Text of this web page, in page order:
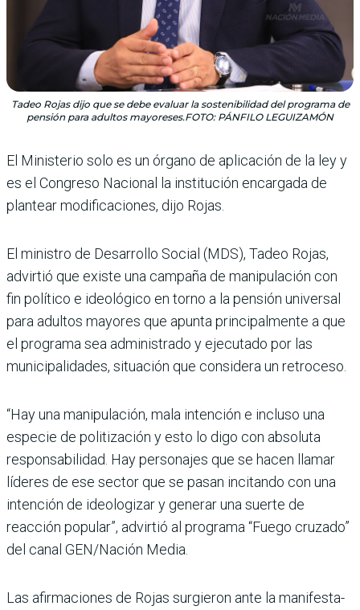
Tadeo Rojas dijo que se debe evaluar la sostenibilidad del programa de
pensión para adultos mayoreses.FOTO: PÁNFILO LEGUIZAMÓN
El Ministerio solo es un órgano de aplicación de la ley y
es el Congreso Nacional la institución encargada de
plantear modificaciones, dijo Rojas.
El ministro de Desarrollo Social (MDS), Tadeo Rojas,
advirtió que existe una cam­paña de manipulación con
fin político e ideológico en torno a la pensión universal
para adul­tos mayores que apunta princi­palmente a que
el programa sea administrado y ejecutado por las
municipalidades, situación que considera un retroceso.
“Hay una manipulación, mala intención e incluso una
espe­cie de politización y esto lo digo con absoluta
responsabilidad. Hay personajes que se hacen llamar
líderes de ese sector que se pasan incitando con una
intención de ideolo­gizar y generar una suerte de
reacción popular”, advirtió al programa “Fuego cruzado”
del canal GEN/Nación Media.
Las afirmaciones de Rojas surgieron ante la manifesta­